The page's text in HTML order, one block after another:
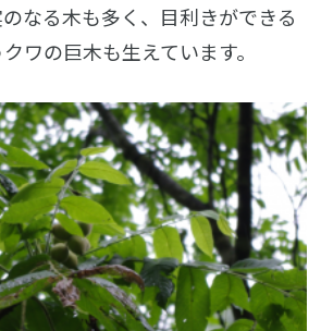
なる木も多く、目利きができる
ワの巨木も生えています。